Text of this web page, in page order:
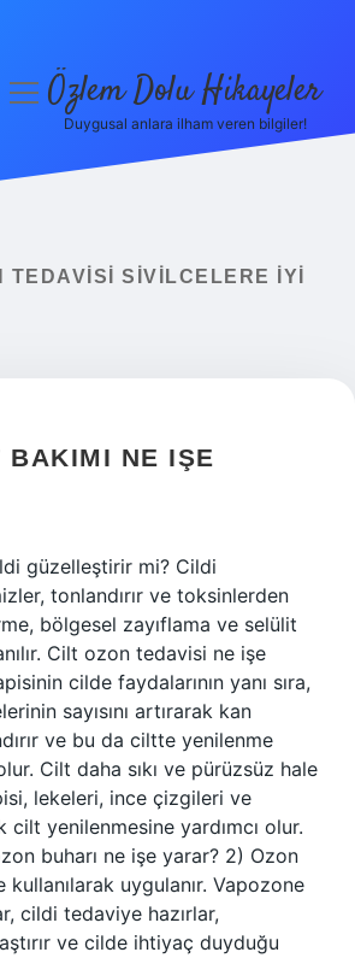
menüyüÖzlem Dolu Hikayeler
Duygusal anlara ilham veren bilgiler!
TEDAVISI SIVILCELERE IYI
BAKIMI NE IŞE
güzelleştirir mi? Cildi
tonlandırır ve toksinlerden
bölgesel zayıflama ve selülit
Cilt ozon tedavisi ne işe
cilde faydalarının yanı sıra,
sayısını artırarak kan
ve bu da ciltte yenilenme
Cilt daha sıkı ve pürüzsüz hale
lekeleri, ince çizgileri ve
cilt yenilenmesine yardımcı olur.
buharı ne işe yarar? 2) Ozon
kullanılarak uygulanır. Vapozone
cildi tedaviye hazırlar,
ve cilde ihtiyaç duyduğu